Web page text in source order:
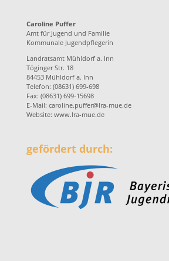
Caroline Puffer
Amt für Jugend und Familie
Kommunale Jugendpflegerin
Landratsamt Mühldorf a. Inn
Töginger Str. 18
84453 Mühldorf a. Inn
Telefon: (08631) 699-698
Fax: (08631) 699-15698
E-Mail: caroline.puffer@lra-mue.de
Website: www.lra-mue.de
gefördert durch: